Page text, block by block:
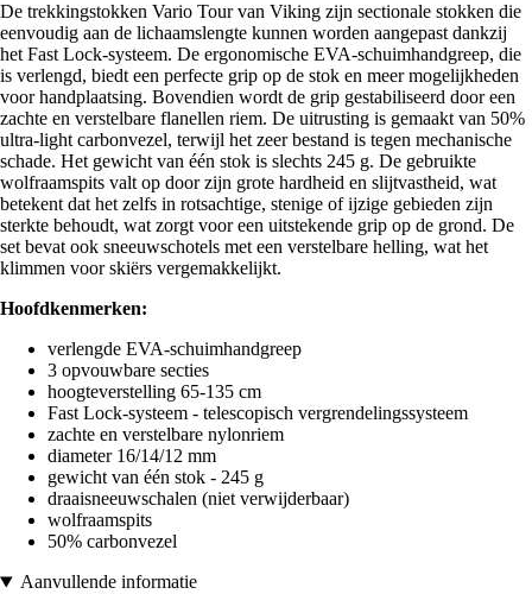
De trekkingstokken Vario Tour van Viking zijn sectionale stokken die
eenvoudig aan de lichaamslengte kunnen worden aangepast dankzij
het Fast Lock-systeem. De ergonomische EVA-schuimhandgreep, die
is verlengd, biedt een perfecte grip op de stok en meer mogelijkheden
voor handplaatsing. Bovendien wordt de grip gestabiliseerd door een
zachte en verstelbare flanellen riem. De uitrusting is gemaakt van 50%
ultra-light carbonvezel, terwijl het zeer bestand is tegen mechanische
schade. Het gewicht van één stok is slechts 245 g. De gebruikte
wolfraamspits valt op door zijn grote hardheid en slijtvastheid, wat
betekent dat het zelfs in rotsachtige, stenige of ijzige gebieden zijn
sterkte behoudt, wat zorgt voor een uitstekende grip op de grond. De
set bevat ook sneeuwschotels met een verstelbare helling, wat het
klimmen voor skiërs vergemakkelijkt.
Hoofdkenmerken:
verlengde EVA-schuimhandgreep
3 opvouwbare secties
hoogteverstelling 65-135 cm
Fast Lock-systeem - telescopisch vergrendelingssysteem
zachte en verstelbare nylonriem
diameter 16/14/12 mm
gewicht van één stok - 245 g
draaisneeuwschalen (niet verwijderbaar)
wolfraamspits
50% carbonvezel
Aanvullende informatie